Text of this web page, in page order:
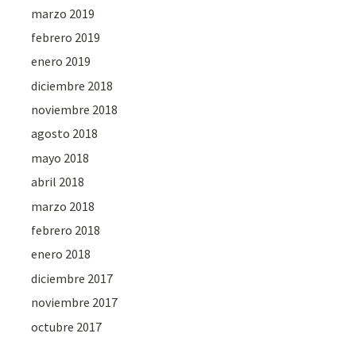
marzo 2019
febrero 2019
enero 2019
diciembre 2018
noviembre 2018
agosto 2018
mayo 2018
abril 2018
marzo 2018
febrero 2018
enero 2018
diciembre 2017
noviembre 2017
octubre 2017